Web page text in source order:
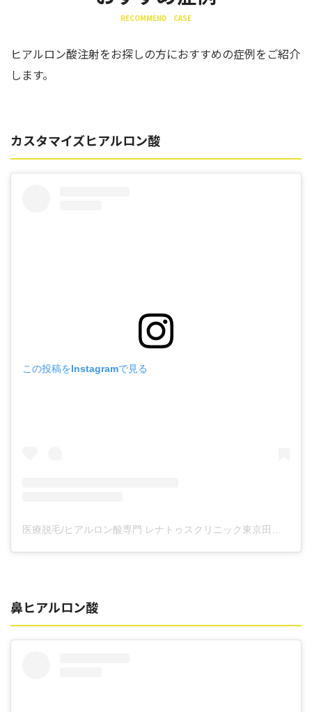
RECOMMEND CASE
ヒアルロン酸注射をお探しの方におすすめの症例をご紹介
します。
カスタマイズヒアルロン酸
この投稿をInstagramで見る
鼻ヒアルロン酸